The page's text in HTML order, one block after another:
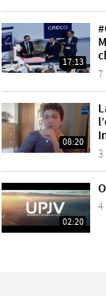
17:13
7
08:20
3
02:20
4